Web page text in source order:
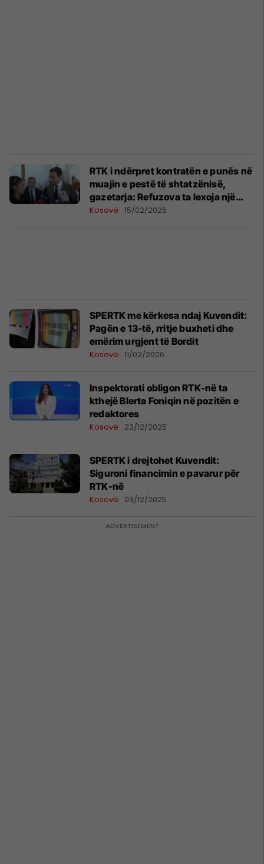
RTK i ndërpret kontratën e punës në
muajin e pestë të shtatzënisë,
gazetarja: Refuzova ta lexoja një
tekst për Dimal Bashën
Kosovë 15/02/2026
SPERTK me kërkesa ndaj Kuvendit:
Pagën e 13-të, rritje buxheti dhe
emërim urgjent të Bordit
Kosovë 11/02/2026
Inspektorati obligon RTK-në ta
kthejë Blerta Foniqin në pozitën e
redaktores
Kosovë 23/12/2025
SPERTK i drejtohet Kuvendit:
Siguroni financimin e pavarur për
RTK-në
Kosovë 03/12/2025